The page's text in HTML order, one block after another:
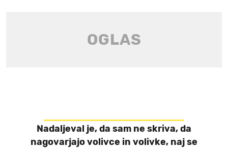
Nadaljeval je, da sam ne skriva, da
nagovarjajo volivce in volivke, naj se